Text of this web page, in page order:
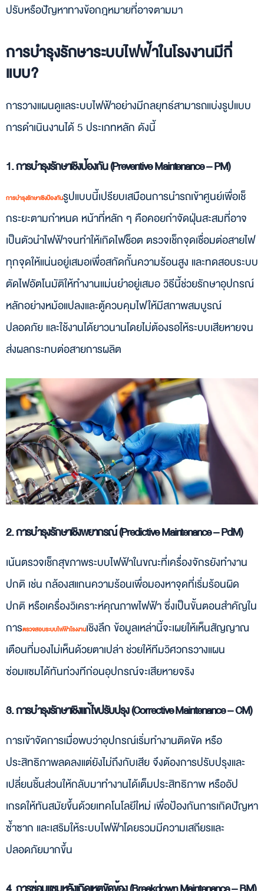
ปรับหรือปัญหาทางข้อกฎหมายที่อาจตามมา
การบำรุงรักษาระบบไฟฟ้าในโรงงานมีกี่
แบบ?
การวางแผนดูแลระบบไฟฟ้าอย่างมีกลยุทธ์สามารถแบ่งรูปแบบ
การดำเนินงานได้ 5 ประเภทหลัก ดังนี้
1. การบำรุงรักษาเชิงป้องกัน (Preventive Maintenance – PM)
การบำรุงรักษาเชิงป้องกันรูปแบบนี้เปรียบเสมือนการนำรถเข้าศูนย์เพื่อเช็
กระยะตามกำหนด หน้าที่หลัก ๆ คือคอยกำจัดฝุ่นสะสมที่อาจ
เป็นตัวนำไฟฟ้าจนทำให้เกิดไฟช็อต ตรวจเช็กจุดเชื่อมต่อสายไฟ
ทุกจุดให้แน่นอยู่เสมอเพื่อสกัดกั้นความร้อนสูง และทดสอบระบบ
ตัดไฟอัตโนมัติให้ทำงานแม่นยำอยู่เสมอ วิธีนี้ช่วยรักษาอุปกรณ์
หลักอย่างหม้อแปลงและตู้ควบคุมไฟให้มีสภาพสมบูรณ์
ปลอดภัย และใช้งานได้ยาวนานโดยไม่ต้องรอให้ระบบเสียหายจน
ส่งผลกระทบต่อสายการผลิต
2. การบำรุงรักษาเชิงพยากรณ์ (Predictive Maintenance – PdM)
เน้นตรวจเช็กสุขภาพระบบไฟฟ้าในขณะที่เครื่องจักรยังทำงาน
ปกติ เช่น กล้องสแกนความร้อนเพื่อมองหาจุดที่เริ่มร้อนผิด
ปกติ หรือเครื่องวิเคราะห์คุณภาพไฟฟ้า ซึ่งเป็นขั้นตอนสำคัญใน
การตรวจสอบระบบไฟฟ้าโรงงานเชิงลึก ข้อมูลเหล่านี้จะเผยให้เห็นสัญญาณ
เตือนที่มองไม่เห็นด้วยตาเปล่า ช่วยให้ทีมวิศวกรวางแผน
ซ่อมแซมได้ทันท่วงทีก่อนอุปกรณ์จะเสียหายจริง
3. การบำรุงรักษาเชิงแก้ไขปรับปรุง (Corrective Maintenance – CM)
การเข้าจัดการเมื่อพบว่าอุปกรณ์เริ่มทำงานติดขัด หรือ
ประสิทธิภาพลดลงแต่ยังไม่ถึงกับเสีย จึงต้องการปรับปรุงและ
เปลี่ยนชิ้นส่วนให้กลับมาทำงานได้เต็มประสิทธิภาพ หรืออัป
เกรดให้ทันสมัยขึ้นด้วยเทคโนโลยีใหม่ เพื่อป้องกันการเกิดปัญหา
ซ้ำซาก และเสริมให้ระบบไฟฟ้าโดยรวมมีความเสถียรและ
ปลอดภัยมากขึ้น